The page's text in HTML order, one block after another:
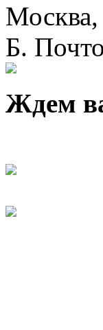
Б.
Ждем